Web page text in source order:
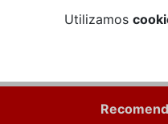
Utilizamos